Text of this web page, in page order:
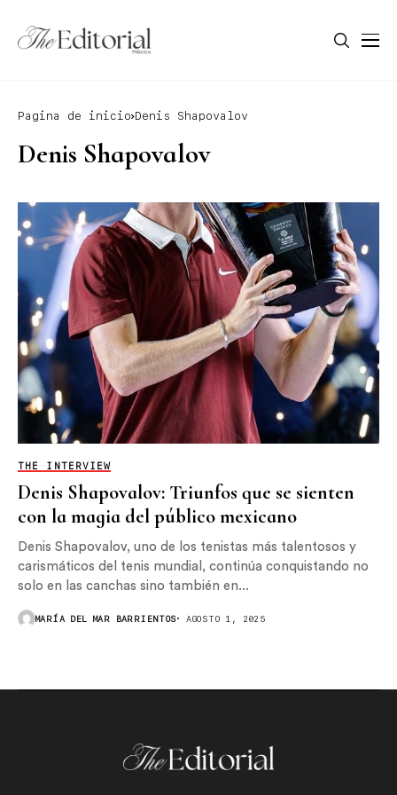
Pagina de inicio Denis Shapovalov
Denis Shapovalov
THE INTERVIEW
Denis Shapovalov: Triunfos que se sienten
con la magia del público mexicano
Denis Shapovalov, uno de los tenistas más talentosos y
carismáticos del tenis mundial, continúa conquistando no
solo en las canchas sino también en...
MARÍA DEL MAR BARRIENTOS AGOSTO 1, 2025